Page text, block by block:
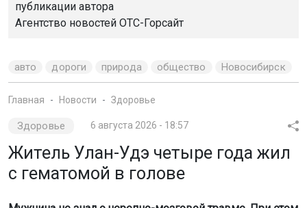
публикации автора
Агентство новостей ОТС-Горсайт
авто дороги природа общество Новосибирск
Главная Новости Здоровье
Здоровье 6 августа 2026 - 18:57
Житель Улан-Удэ четыре года жил
с гематомой в голове